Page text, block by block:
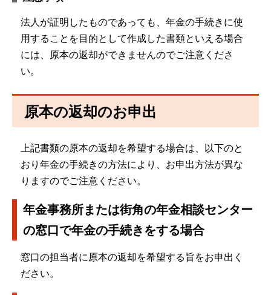
法人が証明したものであっても、年金の手続きに使
用することを目的として作成した書類といえる場合
には、原本の返却ができませんのでご注意くださ
い。
原本の返却のお申出
上記書類の原本の返却を希望する場合は、以下のと
おり年金の手続きの方法により、お申出方法が異な
りますのでご注意ください。
年金事務所または街角の年金相談センター
の窓口で年金の手続きをする場合
窓口の担当者に原本の返却を希望する旨をお申出く
ださい。